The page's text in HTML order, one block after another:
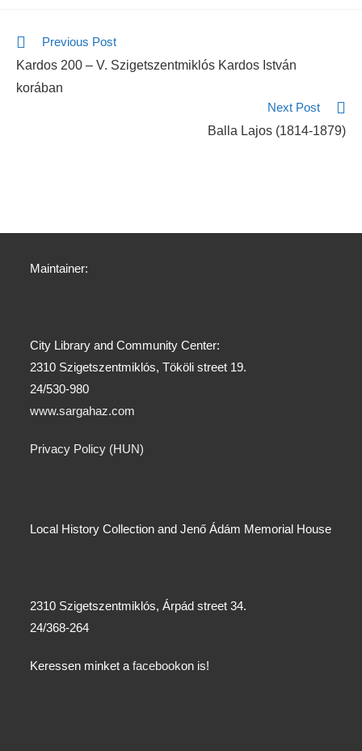
Previous Post
Kardos 200 – V. Szigetszentmiklós Kardos István
korában
Next Post
Balla Lajos (1814-1879)
Maintainer:
City Library and Community Center:
2310 Szigetszentmiklós, Tököli street 19.
24/530-980
www.sargahaz.com
Privacy Policy (HUN)
Local History Collection and Jenő Ádám Memorial House
2310 Szigetszentmiklós, Árpád street 34.
24/368-264
Keressen minket afacebookon is!